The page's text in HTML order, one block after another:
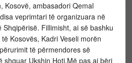
Kosovë, ambasadori Qemal
veprimtari të organizuara në
Fillimisht, ai së bashku
Kosovës, Kadri Veseli morën
të përmendores së
shquar Ukshin Hoti.Më pas ai bëri